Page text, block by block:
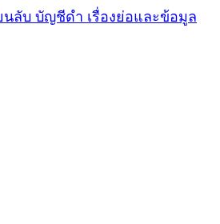
นลับ บัญชีดำ เรื่องย่อและข้อมูล